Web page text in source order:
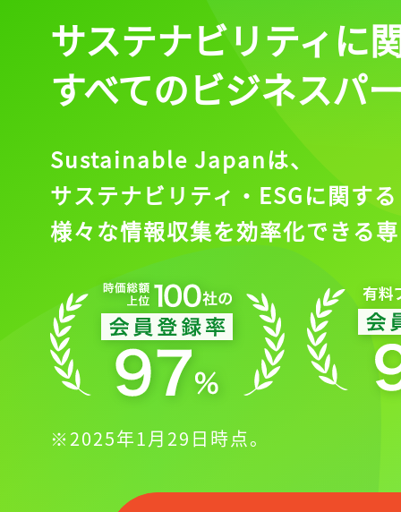
サステナビリティに
すべてのビジネスパ
Sustainable Japanは、
サステナビリティ・ESGに関する
様々な情報収集を効率化できる
※2025年1月29日時点。